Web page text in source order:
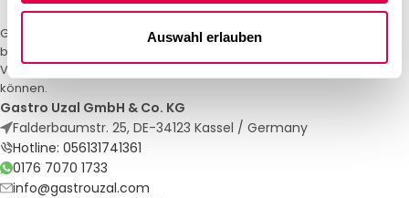
Auswahl erlauben
Gastro Uzal – Ihr Spezialist für Gastronomiemöbel und -textilien. Wir
bieten maßgeschneiderte Lösungen für Restaurants, Hotels und
Veranstaltungen. Qualität und Service, auf die Sie sich verlassen
können.
Gastro Uzal GmbH & Co. KG
Falderbaumstr. 25, DE-34123 Kassel / Germany
Hotline: 056131741361
0176 7070 1733
info@gastrouzal.com